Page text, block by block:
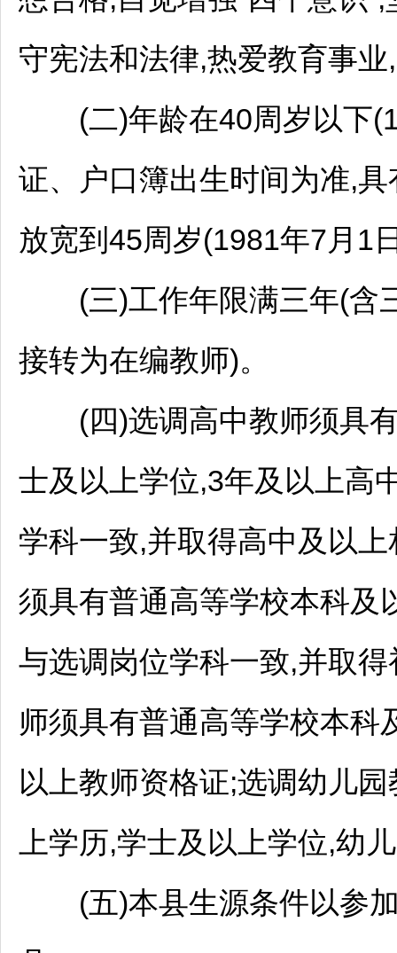
守宪法和法律,热爱教育事
(二)年龄在40周岁以下
证、户口簿出生时间为准,
放宽到45周岁(1981年7月1
(三)工作年限满三年(含
接转为在编教师)。
(四)选调高中教师须具
士及以上学位,3年及以上高
学科一致,并取得高中及以
须具有普通高等学校本科及
与选调岗位学科一致,并取
师须具有普通高等学校本科
以上教师资格证;选调幼儿园
上学历,学士及以上学位,幼
(五)本县生源条件以参加